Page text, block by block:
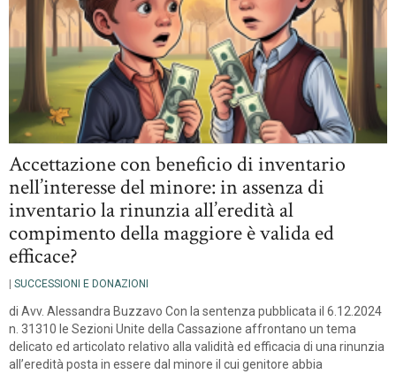
Accettazione con beneficio di inventario
nell’interesse del minore: in assenza di
inventario la rinunzia all’eredità al
compimento della maggiore è valida ed
efficace?
SUCCESSIONI E DONAZIONI
di Avv. Alessandra Buzzavo Con la sentenza pubblicata il 6.12.2024
n. 31310 le Sezioni Unite della Cassazione affrontano un tema
delicato ed articolato relativo alla validità ed efficacia di una rinunzia
all’eredità posta in essere dal minore il cui genitore abbia